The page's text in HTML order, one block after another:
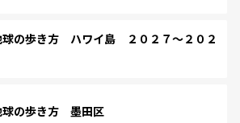
の歩き方 ハワイ島 ２０２７～２０２
の歩き方 墨田区